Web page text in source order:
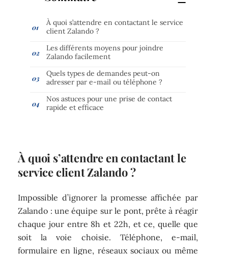
À quoi s’attendre en contactant le service
client Zalando ?
Les différents moyens pour joindre
Zalando facilement
Quels types de demandes peut-on
adresser par e-mail ou téléphone ?
Nos astuces pour une prise de contact
rapide et efficace
À quoi s’attendre en contactant le
service client Zalando ?
Impossible d’ignorer la promesse affichée par
Zalando : une équipe sur le pont, prête à réagir
chaque jour entre 8h et 22h, et ce, quelle que
soit la voie choisie. Téléphone, e-mail,
formulaire en ligne, réseaux sociaux ou même